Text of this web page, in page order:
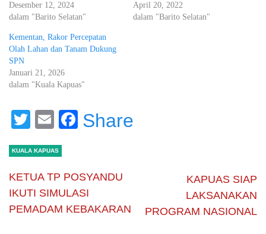
Desember 12, 2024
dalam "Barito Selatan"
April 20, 2022
dalam "Barito Selatan"
Kementan, Rakor Percepatan
Olah Lahan dan Tanam Dukung
SPN
Januari 21, 2026
dalam "Kuala Kapuas"
Twitter
EmailFacebook
Share
KUALA KAPUAS
KETUA TP POSYANDU
IKUTI SIMULASI
PEMADAM KEBAKARAN
KAPUAS SIAP
LAKSANAKAN
PROGRAM NASIONAL